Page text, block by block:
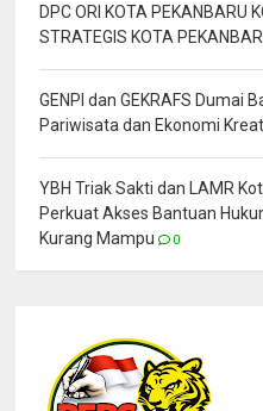
DPC ORI KOTA PEKANBARU
STRATEGIS KOTA
GENPI dan GEKRAFS Dumai
Pariwisata dan Ekonomi
YBH Triak Sakti dan LAMR
Perkuat Akses Bantuan
Kurang Mampu
0